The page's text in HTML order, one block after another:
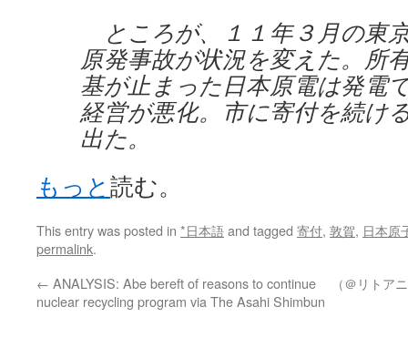
ところが、１１年３月の東
原発事故が状況を変えた。所
基が止まった日本原電は発電
経営が悪化。市に寄付を続け
出た。
もっと読む。
This entry was posted in *日本語and tagged 寄付, 敦賀, 日本原
permalink.
← ANALYSIS: Abe bereft of reasons to continue
nuclear recycling program via The Asahi Shimbun
（＠リトア